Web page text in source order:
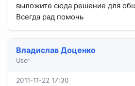
выложите сюда решение для
Всегда рад помочь
Владислав Доценко
User
2011-11-22 17:30